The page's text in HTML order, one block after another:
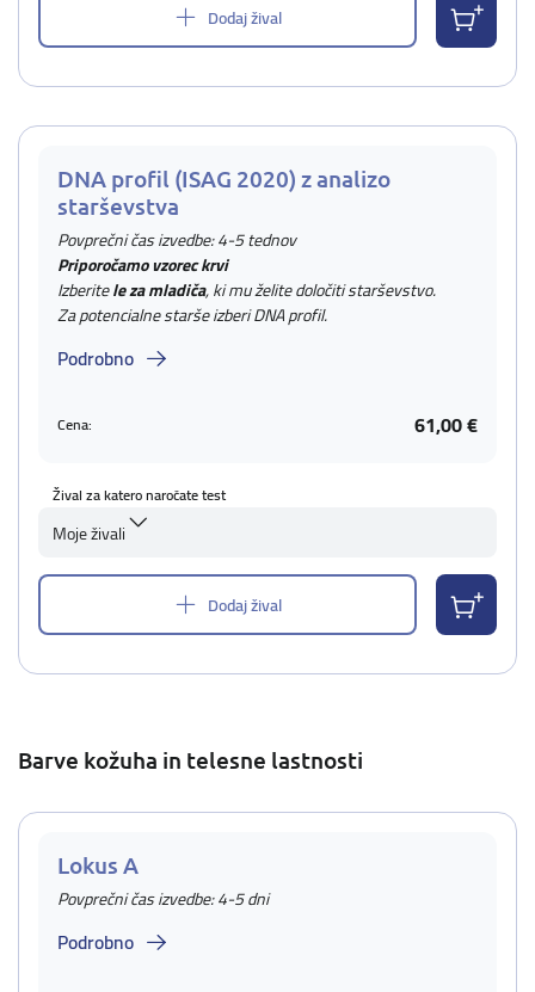
Dodaj žival
DNA profil (ISAG 2020) z analizo
starševstva
Povprečni čas izvedbe: 4-5 tednov
Priporočamo vzorec krvi
Izberitele za mladiča, ki mu želite določiti starševstvo.
Za potencialne starše izberi DNA profil.
Podrobno
Cena: 61,00 €
Žival za katero naročate test
Moje živali
Dodaj žival
Barve kožuha in telesne lastnosti
Lokus A
Povprečni čas izvedbe: 4-5 dni
Podrobno